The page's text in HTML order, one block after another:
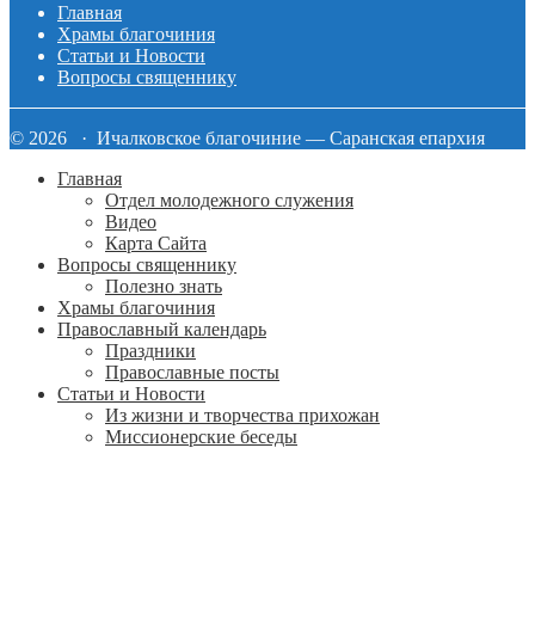
Главная
Храмы благочиния
Статьи и Новости
Вопросы священнику
© 2026 · Ичалковское благочиние — Саранская епархия
Главная
Отдел молодежного служения
Видео
Карта Сайта
Вопросы священнику
Полезно знать
Храмы благочиния
Православный календарь
Праздники
Православные посты
Статьи и Новости
Из жизни и творчества прихожан
Миссионерские беседы